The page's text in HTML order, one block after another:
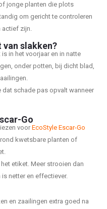
jonge planten die plots
om gericht te controleren
actief zijn.
van slakken?
in het voorjaar en in natte
onder potten, bij dicht blad,
schade pas opvalt wanneer
Go
voorEcoStyle Escar-Go
kwetsbare planten of
etiket. Meer strooien dan
netter en effectiever.
en zaailingen extra goed na